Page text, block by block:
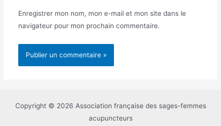
Enregistrer mon nom, mon e-mail et mon site dans le
navigateur pour mon prochain commentaire.
Copyright © 2026 Association française des sages-femmes
acupuncteurs